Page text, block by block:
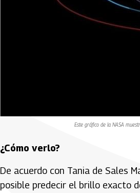
Este gráfico de la NASA
¿Cómo verlo?
De acuerdo con Tania de Sales
posible predecir el brillo exacto